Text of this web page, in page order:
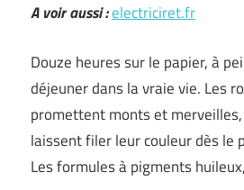
A voir aussi :electriciret.fr
Douze heures sur le papier, à
déjeuner dans la vraie vie. Les
promettent monts et
laissent filer leur couleur dès le
Les formules à pigments